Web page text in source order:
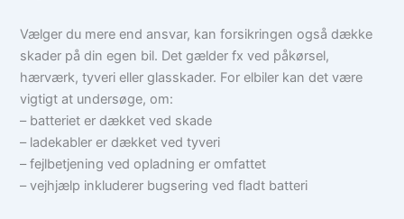
Vælger du mere end ansvar, kan forsikringen også dække
skader på din egen bil. Det gælder fx ved påkørsel,
hærværk, tyveri eller glasskader. For elbiler kan det være
vigtigt at undersøge, om:
– batteriet er dækket ved skade
– ladekabler er dækket ved tyveri
– fejlbetjening ved opladning er omfattet
– vejhjælp inkluderer bugsering ved fladt batteri